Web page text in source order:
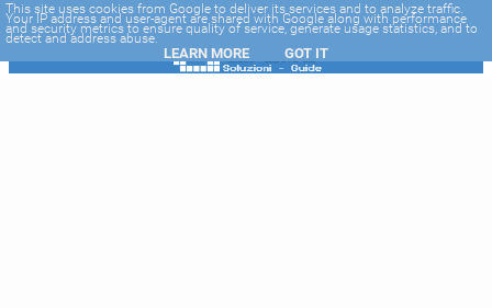
-->
This site uses cookies from Google to deliver its services and to analyze traffic.
Your IP address and user-agent are shared with Google along with performance
and security metrics to ensure quality of service, generate usage statistics, and to
detect and address abuse.
LEARN MORE GOT IT